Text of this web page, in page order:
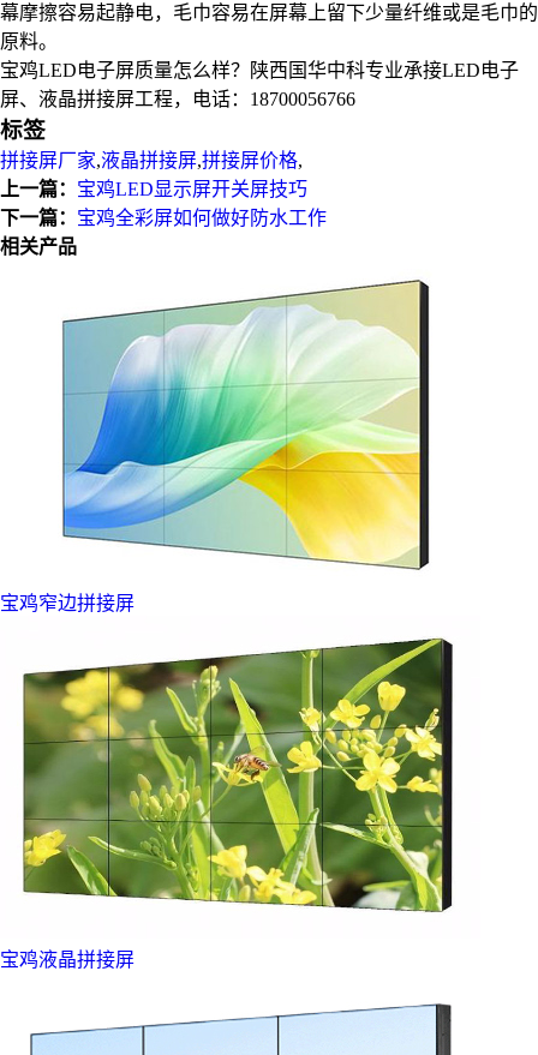
幕摩擦容易起静电，毛巾容易在屏幕上留下少量纤维或是毛巾的
原料。
宝鸡LED电子屏质量怎么样？陕西国华中科专业承接LED电子
屏、液晶拼接屏工程，电话：18700056766
标签
拼接屏厂家,液晶拼接屏,拼接屏价格,
上一篇： 宝鸡LED显示屏开关屏技巧
下一篇： 宝鸡全彩屏如何做好防水工作
相关产品
宝鸡窄边拼接屏
宝鸡液晶拼接屏